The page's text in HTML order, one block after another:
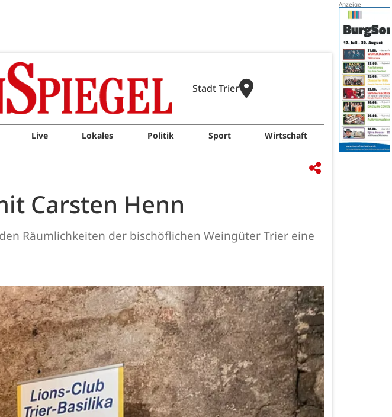
Stadt Trier
Live Lokales Politik Sport Wirtschaft
Carsten Henn
Räumlichkeiten der bischöflichen Weingüter Trier eine